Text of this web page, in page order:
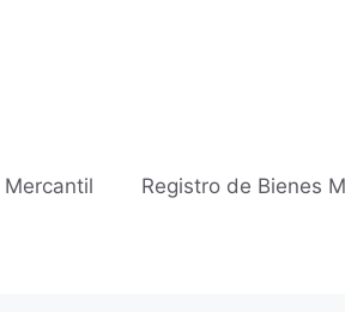
Mercantil Registro de Bienes